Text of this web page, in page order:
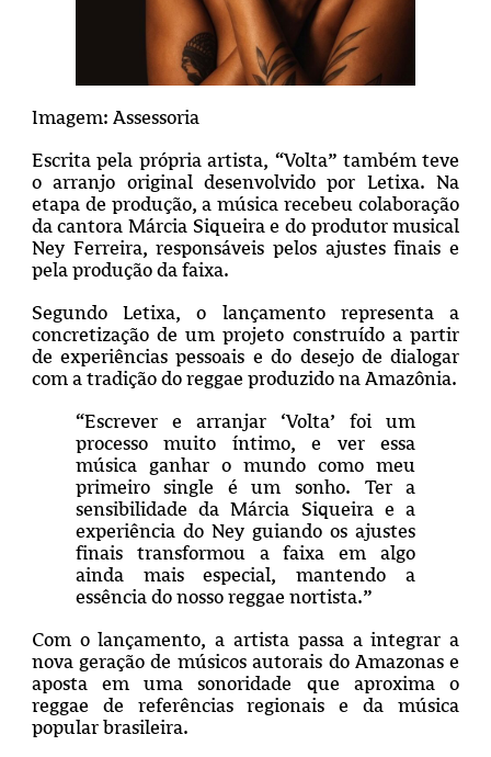
Imagem: Assessoria
Escrita pela própria artista, “Volta” também teve
o arranjo original desenvolvido por Letixa. Na
etapa de produção, a música recebeu colaboração
da cantora Márcia Siqueira e do produtor musical
Ney Ferreira, responsáveis pelos ajustes finais e
pela produção da faixa.
Segundo Letixa, o lançamento representa a
concretização de um projeto construído a partir
de experiências pessoais e do desejo de dialogar
com a tradição do reggae produzido na Amazônia.
“Escrever e arranjar ‘Volta’ foi um
processo muito íntimo, e ver essa
música ganhar o mundo como meu
primeiro single é um sonho. Ter a
sensibilidade da Márcia Siqueira e a
experiência do Ney guiando os ajustes
finais transformou a faixa em algo
ainda mais especial, mantendo a
essência do nosso reggae nortista.”
Com o lançamento, a artista passa a integrar a
nova geração de músicos autorais do Amazonas e
aposta em uma sonoridade que aproxima o
reggae de referências regionais e da música
popular brasileira.